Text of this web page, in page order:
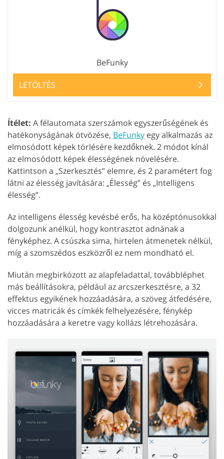
BeFunky
LETÖLTÉS
Ítélet: A félautomata szerszámok egyszerűségének és
hatékonyságának ötvözése, BeFunky egy alkalmazás az
elmosódott képek törlésére kezdőknek. 2 módot kínál
az elmosódott képek élességének növelésére.
Kattintson a „Szerkesztés” elemre, és 2 paramétert fog
látni az élesség javítására: „Élesség” és „Intelligens
élesség”.
Az intelligens élesség kevésbé erős, ha középtónusokkal
dolgozunk anélkül, hogy kontrasztot adnának a
fényképhez. A csúszka sima, hirtelen átmenetek nélkül,
míg a szomszédos eszközről ez nem mondható el.
Miután megbirkózott az alapfeladattal, továbbléphet
más beállításokra, például az arcszerkesztésre, a 32
effektus egyikének hozzáadására, a szöveg átfedésére,
vicces matricák és címkék felhelyezésére, fénykép
hozzáadására a keretre vagy kollázs létrehozására.